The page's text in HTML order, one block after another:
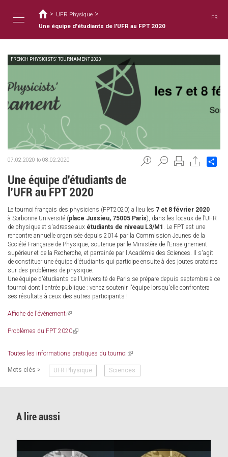
容
Toggle
navigation
在
這
裡
> UFR Physique >
Une équipe d'étudiants de l'UFR au FPT 2020
FR
FRENCH PHYSICISTS’ TOURNAMENT 2020
07.02.2020 to 08.02.2020
Une équipe d'étudiants de
l'UFR au FPT 2020
Le tournoi français des physiciens (FPT2020) a lieu les 7 et 8 février 2020
à Sorbonne Université (place Jussieu, 75005 Paris), dans les locaux de l’UFR
de physique et s'adresse aux étudiants de niveau L3/M1
. Le FPT est une
rencontre annuelle organisée depuis 2014 par la Commission Jeunes de la
Société Française de Physique, soutenue par le Ministère de l’Enseignement
supérieur et de la Recherche, et parrainée par l'Académie des Sciences. Il s'agit
de constituer une équipe d'étudiants qui participe ensuite à des joutes oratoires
sur des problèmes de physique.
Une équipe d'étudiants de l'Université de Paris se prépare depuis septembre à ce
tournoi dont l'entrée publique : venez soutenir l'équipe lorsqu'elle confrontera
ses résultats à ceux des autres participants !
Affiche de l'événement(link
external)
Problèmes du FPT 2020(link
Toutes les informations pratiques du tournoi (link
external)
Mots clés > UFR Physique Sciences
A lire aussi